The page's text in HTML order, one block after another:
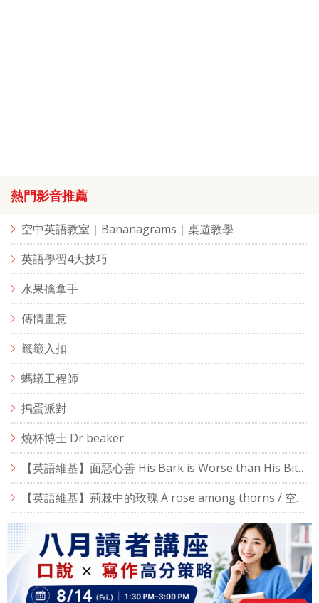
熱門影音推薦
空中英語教室｜Bananagrams｜桌遊教學
英語學習4大技巧
水果擒拿手
傳情畫意
籤籤入扣
螞蟻工程師
搗蛋派對
燒杯博士 Dr beaker
【英語維基】面惡心善 His Bark is Worse than His Bite / 空中英語教室
【英語維基】荊棘中的玫瑰 A rose among thorns / 空中英語教室